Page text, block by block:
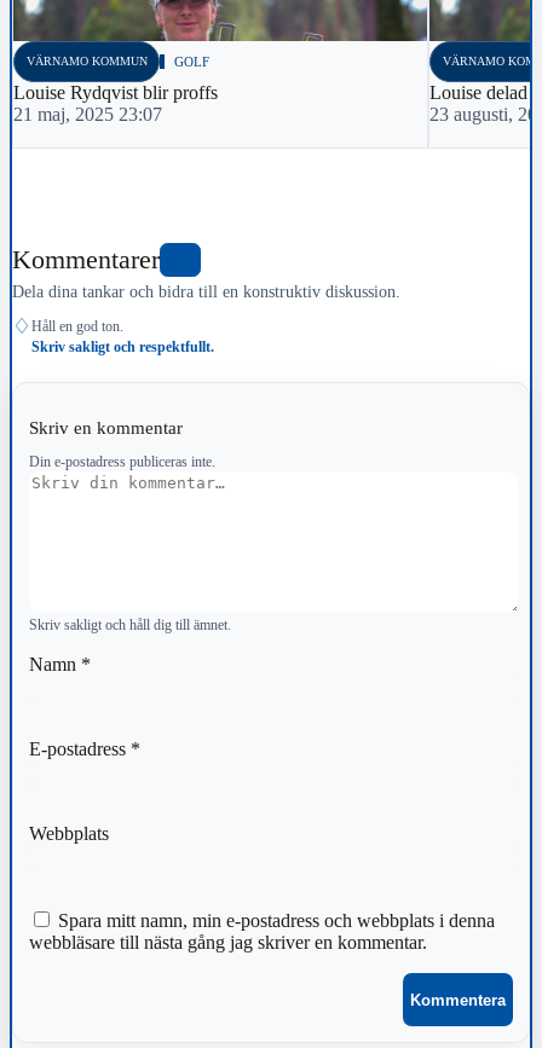
VÄRNAMO KOMMUN GOLF
Louise Rydqvist blir proffs
21 maj, 2025 23:07
VÄRNAMO
Louise delad
23 augusti,
Kommentarer
Dela dina tankar och bidra till en konstruktiv diskussion.
♢ Håll en god ton.
Skriv sakligt och respektfullt.
Skriv en kommentar
Din e-postadress publiceras inte.
Kommentar
Skriv sakligt och håll dig till ämnet.
Namn *
E-postadress *
Webbplats
Spara mitt namn, min e-postadress och webbplats i denna
webbläsare till nästa gång jag skriver en kommentar.